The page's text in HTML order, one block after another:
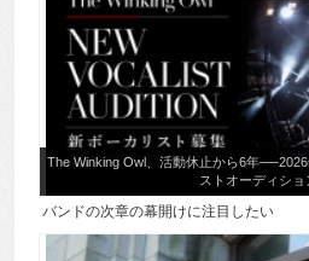
The Winking Owl、活動休止から6年
ストオーディショ
バンドの次章の幕開けに注目したい